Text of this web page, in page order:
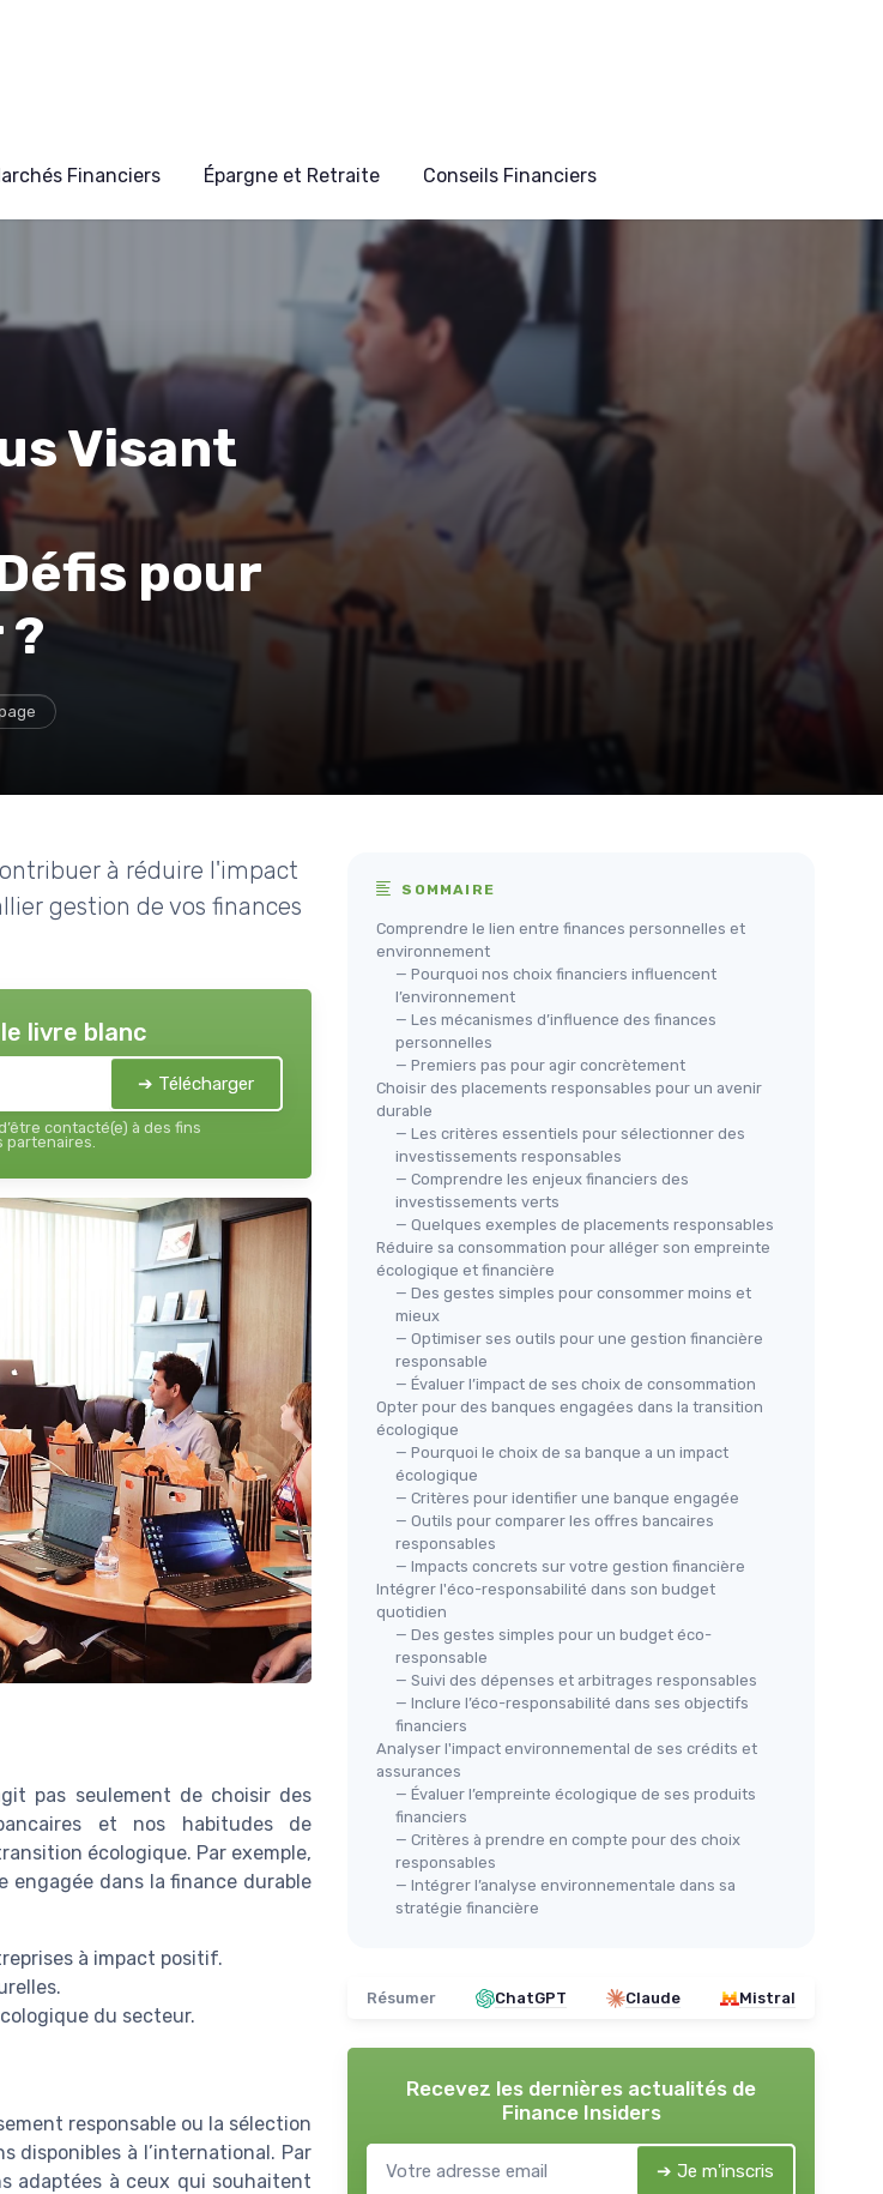
Financiers Épargne et Retraite Conseils Financiers
Visant
pour
?
à réduire l'impact
gestion de vos finances
livre blanc
➔ Télécharger
contacté(e) à des fins
partenaires.
pas seulement de choisir des
et nos habitudes de
écologique. Par exemple,
engagée dans la finance durable
à impact positif.
du secteur.
responsable ou la sélection
disponibles à l’international. Par
adaptées à ceux qui souhaitent
SOMMAIRE
Comprendre le lien entre finances personnelles et
environnement
— Pourquoi nos choix financiers influencent
l’environnement
— Les mécanismes d’influence des finances
personnelles
— Premiers pas pour agir concrètement
Choisir des placements responsables pour un avenir
durable
— Les critères essentiels pour sélectionner des
investissements responsables
— Comprendre les enjeux financiers des
investissements verts
— Quelques exemples de placements responsables
Réduire sa consommation pour alléger son empreinte
écologique et financière
— Des gestes simples pour consommer moins et
mieux
— Optimiser ses outils pour une gestion financière
responsable
— Évaluer l’impact de ses choix de consommation
Opter pour des banques engagées dans la transition
écologique
— Pourquoi le choix de sa banque a un impact
écologique
— Critères pour identifier une banque engagée
— Outils pour comparer les offres bancaires
responsables
— Impacts concrets sur votre gestion financière
Intégrer l'éco-responsabilité dans son budget
quotidien
— Des gestes simples pour un budget éco-
responsable
— Suivi des dépenses et arbitrages responsables
— Inclure l’éco-responsabilité dans ses objectifs
financiers
Analyser l'impact environnemental de ses crédits et
assurances
— Évaluer l’empreinte écologique de ses produits
financiers
— Critères à prendre en compte pour des choix
responsables
— Intégrer l’analyse environnementale dans sa
stratégie financière
Résumer ChatGPT Claude Mistral
Recevez les dernières actualités de
Finance Insiders
➔ Je m'inscris